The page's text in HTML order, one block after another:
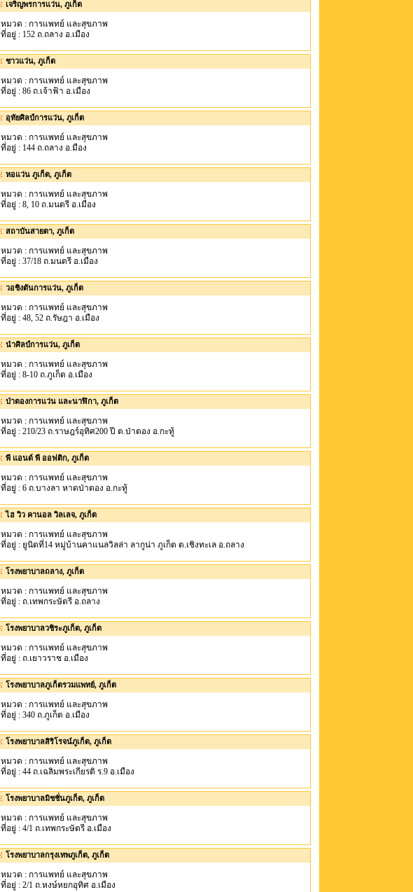
เจริญพรการแว่น, ภูเก็ต
หมวด : การแพทย์ และสุขภาพ
ที่อยู่ : 152 ถ.ถลาง อ.เมือง
ชาวแว่น, ภูเก็ต
หมวด : การแพทย์ และสุขภาพ
ที่อยู่ : 86 ถ.เจ้าฟ้า อ.เมือง
อุทัยศิลป์การแว่น, ภูเก็ต
หมวด : การแพทย์ และสุขภาพ
ที่อยู่ : 144 ถ.ถลาง อ.มือง
หอแว่น ภูเก็ต, ภูเก็ต
หมวด : การแพทย์ และสุขภาพ
ที่อยู่ : 8, 10 ถ.มนตรี อ.เมือง
สถาบันสายตา, ภูเก็ต
หมวด : การแพทย์ และสุขภาพ
ที่อยู่ : 37/18 ถ.มนตรี อ.เมือง
วอชิงตันการแว่น, ภูเก็ต
หมวด : การแพทย์ และสุขภาพ
ที่อยู่ : 48, 52 ถ.รัษฎา อ.เมือง
นำศิลป์การแว่น, ภูเก็ต
หมวด : การแพทย์ และสุขภาพ
ที่อยู่ : 8-10 ถ.ภูเก็ต อ.เมือง
ป่าตองการแว่น และนาฬิกา, ภูเก็ต
หมวด : การแพทย์ และสุขภาพ
ที่อยู่ : 210/23 ถ.ราษฎร์อุทิศ200 ปี ต.ป่าตอง อ.กะทู้
พี แอนด์ พี ออฟติก, ภูเก็ต
หมวด : การแพทย์ และสุขภาพ
ที่อยู่ : 6 ถ.บางลา หาดป่าตอง อ.กะทู้
ไฮ วิว คานอล วิลเลจ, ภูเก็ต
หมวด : การแพทย์ และสุขภาพ
ที่อยู่ : ยูนิตที่14 หมู่บ้านคาแนลวิลล่า ลากูน่า ภูเก็ต ต.เชิงทะเล อ.ถลาง
โรงพยาบาลถลาง, ภูเก็ต
หมวด : การแพทย์ และสุขภาพ
ที่อยู่ : ถ.เทพกระษัตรี อ.ถลาง
โรงพยาบาลวชิระภูเก็ต, ภูเก็ต
หมวด : การแพทย์ และสุขภาพ
ที่อยู่ : ถ.เยาวราช อ.เมือง
โรงพยาบาลภูเก็ตรวมแพทย์, ภูเก็ต
หมวด : การแพทย์ และสุขภาพ
ที่อยู่ : 340 ถ.ภูเก็ต อ.เมือง
โรงพยาบาลสิริโรจน์ภูเก็ต, ภูเก็ต
หมวด : การแพทย์ และสุขภาพ
ที่อยู่ : 44 ถ.เฉลิมพระเกียรติ ร.9 อ.เมือง
โรงพยาบาลมิชชั่นภูเก็ต, ภูเก็ต
หมวด : การแพทย์ และสุขภาพ
ที่อยู่ : 4/1 ถ.เทพกระษัตรี อ.เมือง
โรงพยาบาลกรุงเทพภูเก็ต, ภูเก็ต
หมวด : การแพทย์ และสุขภาพ
ที่อยู่ : 2/1 ถ.หงษ์หยกอุทิศ อ.เมือง